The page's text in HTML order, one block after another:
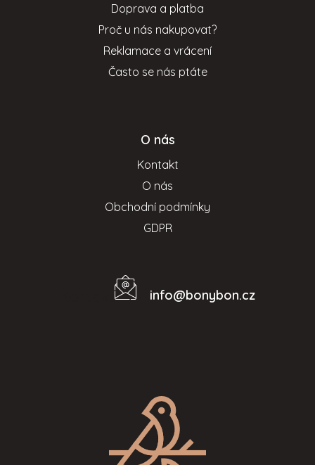
Doprava a platba
Proč u nás nakupovat?
Reklamace a vrácení
Často se nás ptáte
O nás
Kontakt
O nás
Obchodní podmínky
GDPR
info@bonybon.cz